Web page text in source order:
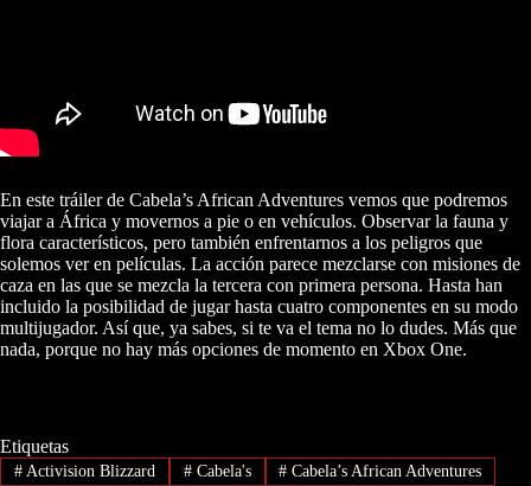
En este tráiler de Cabela’s African Adventures vemos que podremos
viajar a África y movernos a pie o en vehículos. Observar la fauna y
flora característicos, pero también enfrentarnos a los peligros que
solemos ver en películas. La acción parece mezclarse con misiones de
caza en las que se mezcla la tercera con primera persona. Hasta han
incluido la posibilidad de jugar hasta cuatro componentes en su modo
multijugador. Así que, ya sabes, si te va el tema no lo dudes. Más que
nada, porque no hay más opciones de momento en Xbox One.
Etiquetas
#Activision Blizzard #Cabela's # Cabela’s African Adventures